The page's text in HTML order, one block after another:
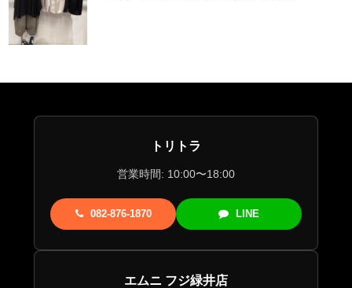
トリトラ
営業時間: 10:00〜18:00
082-876-1870 LINE
エムニ フジ緑井店